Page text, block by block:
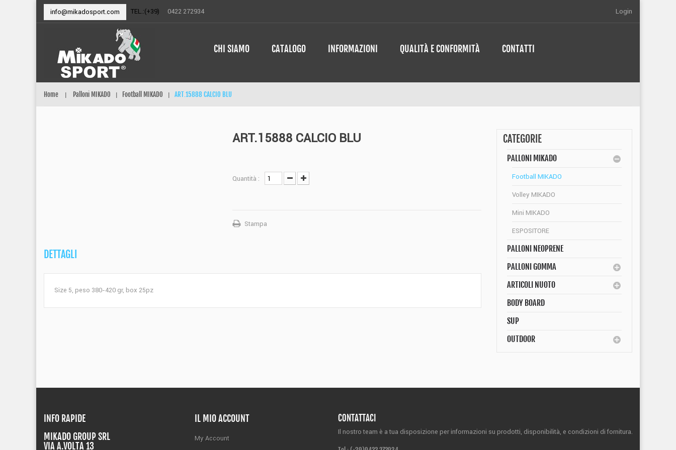
Login
info@mikadosport.com TEL.:(+39) 0422 272934
CHI SIAMO CATALOGO INFORMAZIONI QUALITÀ E CONFORMITÀ CONTATTI
Home Palloni MIKADO Football MIKADO ART.15888 CALCIO BLU
ART.15888 CALCIO BLU
Quantità :
Stampa
DETTAGLI
Size 5, peso 380-420 gr, box 25pz
CATEGORIE
PALLONI MIKADO
Football MIKADO
Volley MIKADO
Mini MIKADO
ESPOSITORE
PALLONI NEOPRENE
PALLONI GOMMA
ARTICOLI NUOTO
BODY BOARD
SUP
OUTDOOR
INFO RAPIDE
MIKADO GROUP SRL
VIA A.VOLTA 13
IL MIO ACCOUNT
My Account
CONTATTACI
Il nostro team è a tua disposizione per informazioni su prodotti, disponibilità, e condizioni di fornitura.